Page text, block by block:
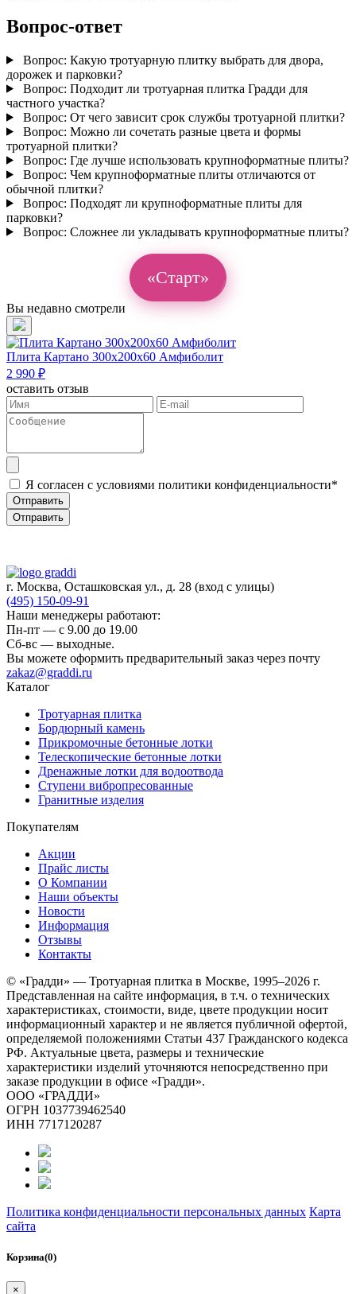
Вопрос-ответ
Вопрос: Какую тротуарную плитку выбрать для двора,
дорожек и парковки?
Вопрос: Подходит ли тротуарная плитка Градди для
частного участка?
Вопрос: От чего зависит срок службы тротуарной плитки?
Вопрос: Можно ли сочетать разные цвета и формы
тротуарной плитки?
Вопрос: Где лучше использовать крупноформатные плиты?
Вопрос: Чем крупноформатные плиты отличаются от
обычной плитки?
Вопрос: Подходят ли крупноформатные плиты для
парковки?
Вопрос: Сложнее ли укладывать крупноформатные плиты?
«Старт»
Вы недавно смотрели
Плита Картано 300х200х60 Амфиболит
2 990 ₽
оставить отзыв
Я согласен с условиями политики конфиденциальности*
Отправить
Отправить
г. Москва, Осташковская ул., д. 28 (вход с улицы)
(495) 150-09-91
Наши менеджеры работают:
Пн-пт — c 9.00 до 19.00
Сб-вс — выходные.
Вы можете оформить предварительный заказ через почту
zakaz@graddi.ru
Каталог
Тротуарная плитка
Бордюрный камень
Прикромочные бетонные лотки
Телескопические бетонные лотки
Дренажные лотки для водоотвода
Ступени вибропресованные
Гранитные изделия
Покупателям
Акции
Прайс листы
О Компании
Наши объекты
Новости
Информация
Отзывы
Контакты
© «Градди» — Тротуарная плитка в Москве, 1995–2026 г.
Представленная на сайте информация, в т.ч. о технических
характеристиках, стоимости, виде, цвете продукции носит
информационный характер и не является публичной офертой,
определяемой положениями Статьи 437 Гражданского кодекса
РФ. Актуальные цвета, размеры и технические
характеристики изделий уточняются непосредственно при
заказе продукции в офисе «Градди».
ООО «ГРАДДИ»
ОГРН 1037739462540
ИНН 7717120287
Политика конфиденциальности персональных данных Карта
сайта
Корзина(0)
×